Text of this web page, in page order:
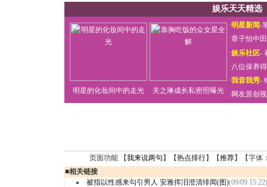
娱乐天天精选
明星的化妆间中的走光 关之琳成长私密照曝光
·明星新闻-
·章子怡中
·娱乐社区-
·八位保养
·我音我秀-
· 网友原创
页面功能 【我来说两句 】【热点排行】【推荐】【字体
■相关链接
被指以性感来勾引男人 安雅挥泪澄清绯闻(图)(09/09 15:22)